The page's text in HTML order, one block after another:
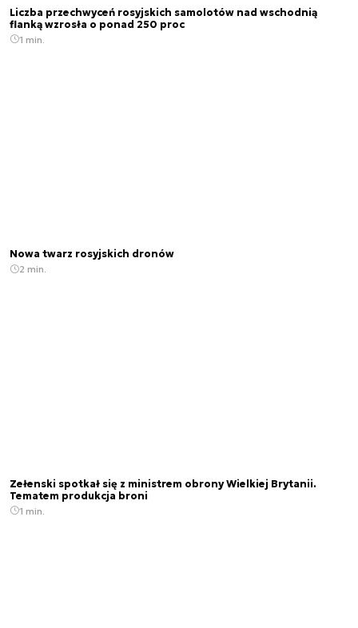
Liczba przechwyceń rosyjskich samolotów nad wschodnią
flanką wzrosła o ponad 250 proc
1 min.
Nowa twarz rosyjskich dronów
2 min.
Zełenski spotkał się z ministrem obrony Wielkiej Brytanii.
Tematem produkcja broni
1 min.